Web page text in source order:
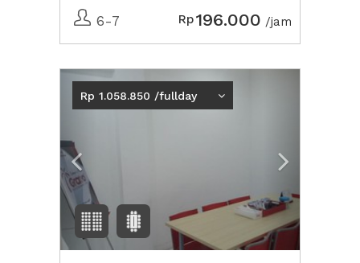
6-7 Rp196.000 /jam
Previous
Rp 1.058.850 /fullday